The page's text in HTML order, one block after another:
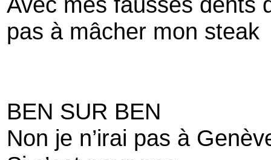
pas à mâcher mon steak
BEN SUR BEN
Non je n’irai pas à